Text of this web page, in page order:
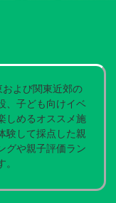
よび関東近郊の
、子ども向けイベ
しめるオススメ施
験して採点した親
グや親子評価ラン